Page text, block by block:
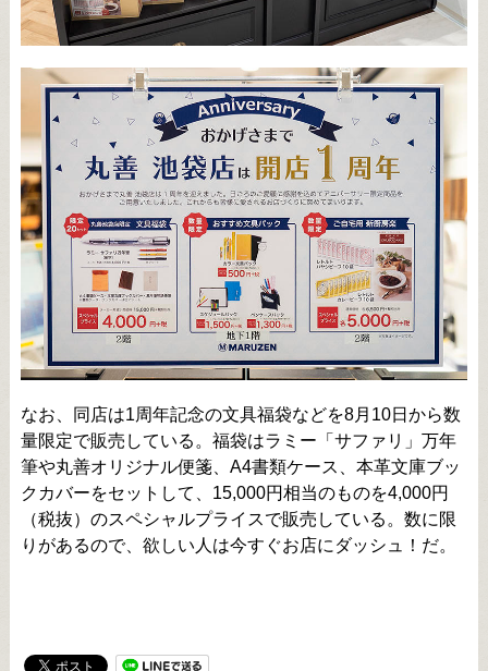
なお、同店は1周年記念の文具福袋などを8月10日から数
量限定で販売している。福袋はラミー「サファリ」万年
筆や丸善オリジナル便箋、A4書類ケース、本革文庫ブッ
クカバーをセットして、15,000円相当のものを4,000円
（税抜）のスペシャルプライスで販売している。数に限
りがあるので、欲しい人は今すぐお店にダッシュ！だ。